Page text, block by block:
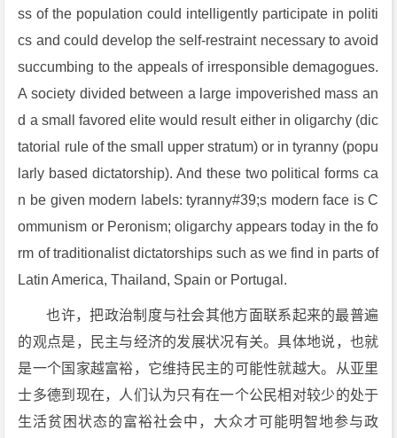
ss of the population could intelligently participate in politi
cs and could develop the self-restraint necessary to avoid
succumbing to the appeals of irresponsible demagogues.
A society divided between a large impoverished mass an
d a small favored elite would result either in oligarchy (dic
tatorial rule of the small upper stratum) or in tyranny (popu
larly based dictatorship). And these two political forms ca
n be given modern labels: tyranny#39;s modern face is C
ommunism or Peronism; oligarchy appears today in the fo
rm of traditionalist dictatorships such as we find in parts of
Latin America, Thailand, Spain or Portugal.
也许，把政治制度与社会其他方面联系起来的最普遍
的观点是，民主与经济的发展状况有关。具体地说，也就
是一个国家越富裕，它维持民主的可能性就越大。从亚里
士多德到现在，人们认为只有在一个公民相对较少的处于
生活贫困状态的富裕社会中，大众才可能明智地参与政